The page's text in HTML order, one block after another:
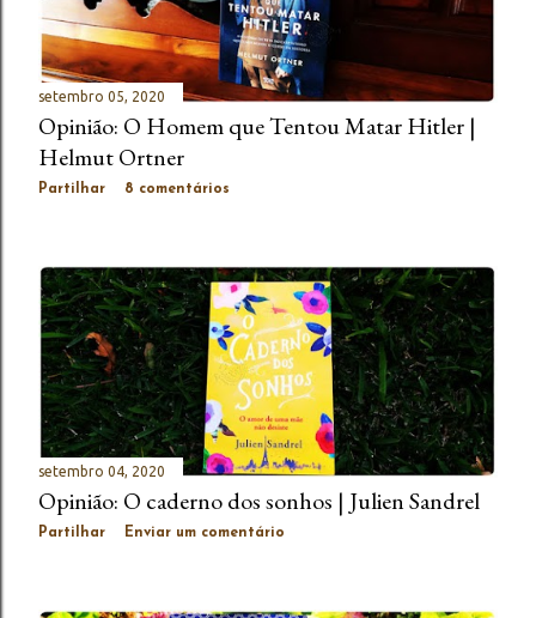
setembro 05, 2020
Opinião: O Homem que Tentou Matar Hitler |
Helmut Ortner
Partilhar 8 comentários
setembro 04, 2020
Opinião: O caderno dos sonhos | Julien Sandrel
Partilhar Enviar um comentário